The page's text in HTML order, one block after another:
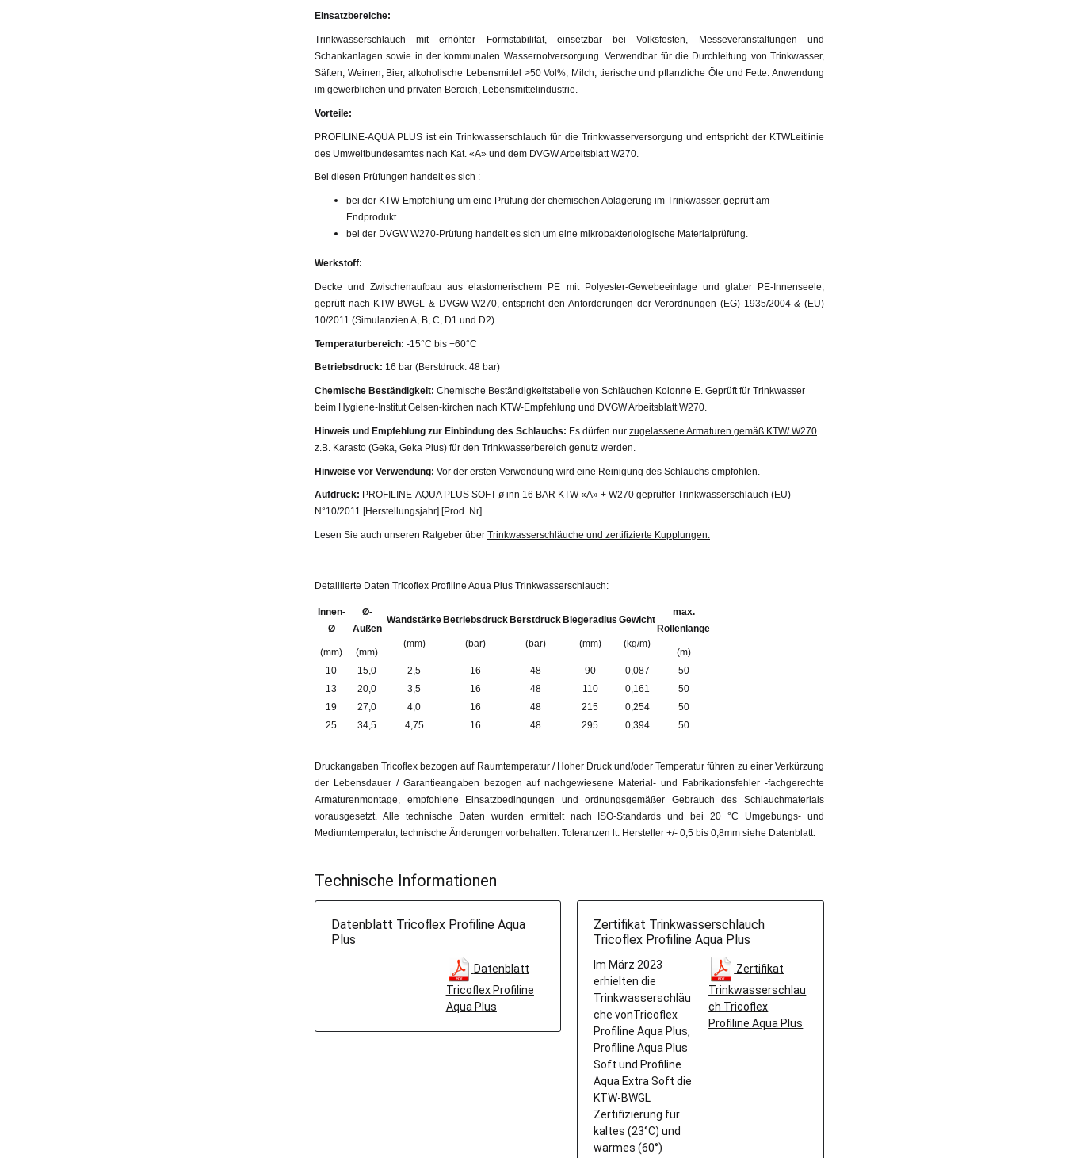
Einsatzbereiche:
Trinkwasserschlauch mit erhöhter Formstabilität, einsetzbar bei Volksfesten, Messeveranstaltungen und
Schankanlagen sowie in der kommunalen Wassernotversorgung. Verwendbar für die Durchleitung von Trinkwasser,
Säften, Weinen, Bier, alkoholische Lebensmittel >50 Vol%, Milch, tierische und pflanzliche Öle und Fette. Anwendung
im gewerblichen und privaten Bereich, Lebensmittelindustrie.
Vorteile:
PROFILINE-AQUA PLUS ist ein Trinkwasserschlauch für die Trinkwasserversorgung und entspricht der KTWLeitlinie
des Umweltbundesamtes nach Kat. «A» und dem DVGW Arbeitsblatt W270.
Bei diesen Prüfungen handelt es sich :
bei der KTW-Empfehlung um eine Prüfung der chemischen Ablagerung im Trinkwasser, geprüft am
Endprodukt.
bei der DVGW W270-Prüfung handelt es sich um eine mikrobakteriologische Materialprüfung.
Werkstoff:
Decke und Zwischenaufbau aus elastomerischem PE mit Polyester-Gewebeeinlage und glatter PE-Innenseele,
geprüft nach KTW-BWGL & DVGW-W270, entspricht den Anforderungen der Verordnungen (EG) 1935/2004 & (EU)
10/2011 (Simulanzien A, B, C, D1 und D2).
Temperaturbereich: -15°C bis +60°C
Betriebsdruck: 16 bar (Berstdruck: 48 bar)
Chemische Beständigkeit: Chemische Beständigkeitstabelle von Schläuchen Kolonne E. Geprüft für Trinkwasser
beim Hygiene-Institut Gelsen-kirchen nach KTW-Empfehlung und DVGW Arbeitsblatt W270.
Hinweis und Empfehlung zur Einbindung des Schlauchs: Es dürfen nur zugelassene Armaturen gemäß KTW/ W270
z.B. Karasto (Geka, Geka Plus) für den Trinkwasserbereich genutz werden.
Hinweise vor Verwendung: Vor der ersten Verwendung wird eine Reinigung des Schlauchs empfohlen.
Aufdruck: PROFILINE-AQUA PLUS SOFT ø inn 16 BAR KTW «A» + W270 geprüfter Trinkwasserschlauch (EU)
N°10/2011 [Herstellungsjahr] [Prod. Nr]
Lesen Sie auch unseren Ratgeber über Trinkwasserschläuche und zertifizierte Kupplungen.
Detaillierte Daten Tricoflex Profiline Aqua Plus Trinkwasserschlauch:
Innen-
Ø
(mm)
Ø-
Außen
(mm)
Wandstärke
(mm)
Betriebsdruck
(bar)
Berstdruck
(bar)
Biegeradius
(mm)
Gewicht
(kg/m)
max.
Rollenlänge
(m)
10
15,0 2,5 16 48 90 0,087
50
13
20,0 3,5 16 48 110 0,161
50
19
27,0 4,0 16 48 215 0,254
50
25
34,5 4,75 16 48 295 0,394 50
Druckangaben Tricoflex bezogen auf Raumtemperatur / Hoher Druck und/oder Temperatur führen zu einer Verkürzung
der Lebensdauer / Garantieangaben bezogen auf nachgewiesene Material- und Fabrikationsfehler -fachgerechte
Armaturenmontage, empfohlene Einsatzbedingungen und ordnungsgemäßer Gebrauch des Schlauchmaterials
vorausgesetzt. Alle technische Daten wurden ermittelt nach ISO-Standards und bei 20 °C Umgebungs- und
Mediumtemperatur, technische Änderungen vorbehalten. Toleranzen lt. Hersteller +/- 0,5 bis 0,8mm siehe Datenblatt.
Technische Informationen
Datenblatt Tricoflex Profiline Aqua
Plus
Datenblatt
Tricoflex Profiline
Aqua Plus
Zertifikat Trinkwasserschlauch
Tricoflex Profiline Aqua Plus
Im März 2023
erhielten die
Trinkwasserschläu
che vonTricoflex
Profiline Aqua Plus,
Profiline Aqua Plus
Soft und Profiline
Aqua Extra Soft die
KTW-BWGL
Zertifizierung für
kaltes (23°C) und
warmes (60°)
Zertifikat
Trinkwasserschlau
ch Tricoflex
Profiline Aqua Plus